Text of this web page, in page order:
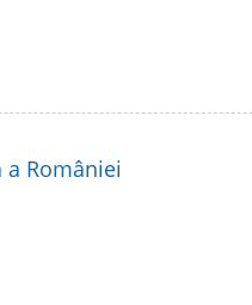
României